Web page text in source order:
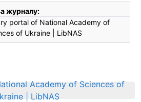
журналу:
portal of National Academy of
of Ukraine | LibNAS
Academy of Sciences of
| LibNAS